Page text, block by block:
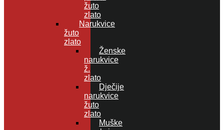
žuto
zlato
Narukvice
žuto
zlato
Ženske
narukvice
ž.
zlato
Dječije
narukvice
žuto
zlato
Muške